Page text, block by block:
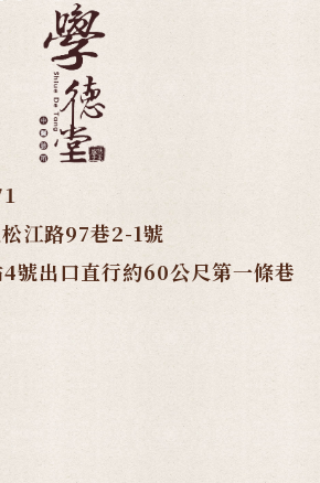
江路97巷2-1號
號出口直行約60公尺第一條巷